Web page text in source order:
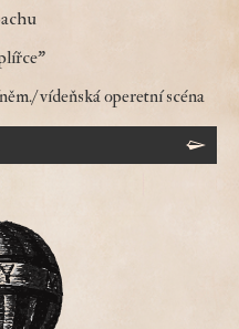
vídeňská operetní scéna